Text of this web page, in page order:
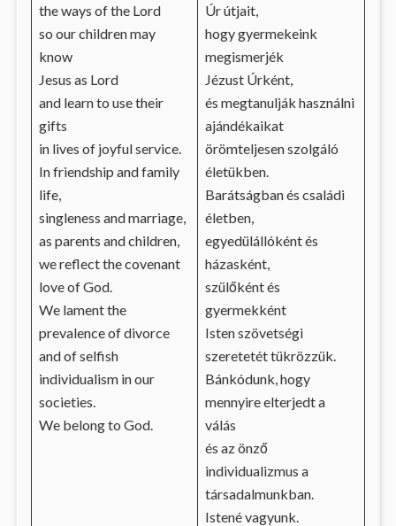
the ways of the Lord
so our children may
know
Jesus as Lord
and learn to use their
gifts
in lives of joyful service.
In friendship and family
life,
singleness and marriage,
as parents and children,
we reflect the covenant
love of God.
We lament the
prevalence of divorce
and of selfish
individualism in our
societies.
We belong to God.
Úr útjait,
hogy gyermekeink
megismerjék
Jézust Úrként,
és megtanulják használni
ajándékaikat
örömteljesen szolgáló
életükben.
Barátságban és családi
életben,
egyedülállóként és
házasként,
szülőként és
gyermekként
Isten szövetségi
szeretetét tükrözzük.
Bánkódunk, hogy
mennyire elterjedt a
válás
és az önző
individualizmus a
társadalmunkban.
Istené vagyunk.